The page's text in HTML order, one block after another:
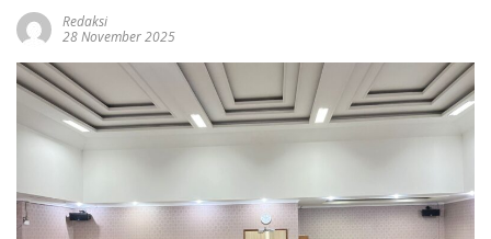
Redaksi
28 November 2025